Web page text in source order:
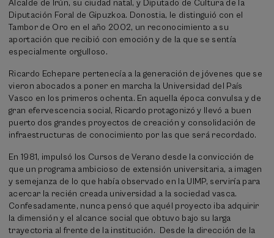
Alcalde de Irún, su ciudad natal, y Diputado de Cultura de la
Diputación Foral de Gipuzkoa. Donostia, le distinguió con el
Tambor de Oro en el año 2002, un reconocimiento a su
aportación que recibió con emoción y de la que se sentía
especialmente orgulloso.
Ricardo Echepare pertenecía a la generación de jóvenes que se
vieron abocados a poner en marcha la Universidad del País
Vasco en los primeros ochenta. En aquella época convulsa y de
gran efervescencia social, Ricardo protagonizó y llevó a buen
puerto dos grandes proyectos de creación y consolidación de
infraestructuras de conocimiento por las que será recordado.
En 1981, impulsó los Cursos de Verano desde la convicción de
que un programa ambicioso de extensión universitaria, a imagen
y semejanza de lo que había observado en la UIMP, serviría para
acercar la recién creada universidad a la sociedad vasca.
Confesadamente, nunca pensó que aquél proyecto iba adquirir
la dimensión y el alcance social que obtuvo bajo su larga
trayectoria al frente de la institución. Desde la dirección de la